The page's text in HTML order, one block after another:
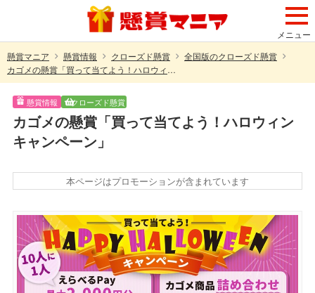
メニュー
懸賞マニア
懸賞情報 クローズド懸賞
全国版のクローズド懸賞
カゴメの懸賞「買って当てよう！ハロウィンキャンペーン」
懸賞情報 クローズド懸賞
カゴメの懸賞「買って当てよう！ハロウィン
キャンペーン」
本ページはプロモーションが含まれています